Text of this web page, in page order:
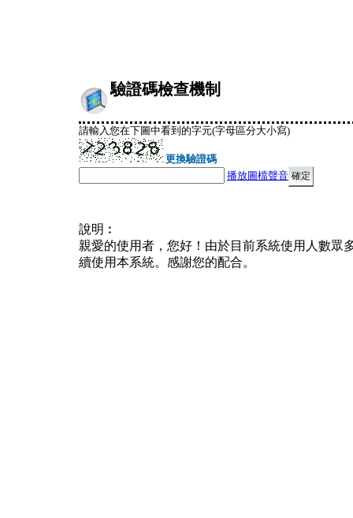
驗證碼檢查機制
請輸入您在下圖中看到的字元(字母區分大小寫)
更換驗證碼
播放圖檔聲音
說明︰
親愛的使用者，您好！由於目前系統使用人數眾
續使用本系統。感謝您的配合。